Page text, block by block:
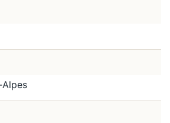
Alpes